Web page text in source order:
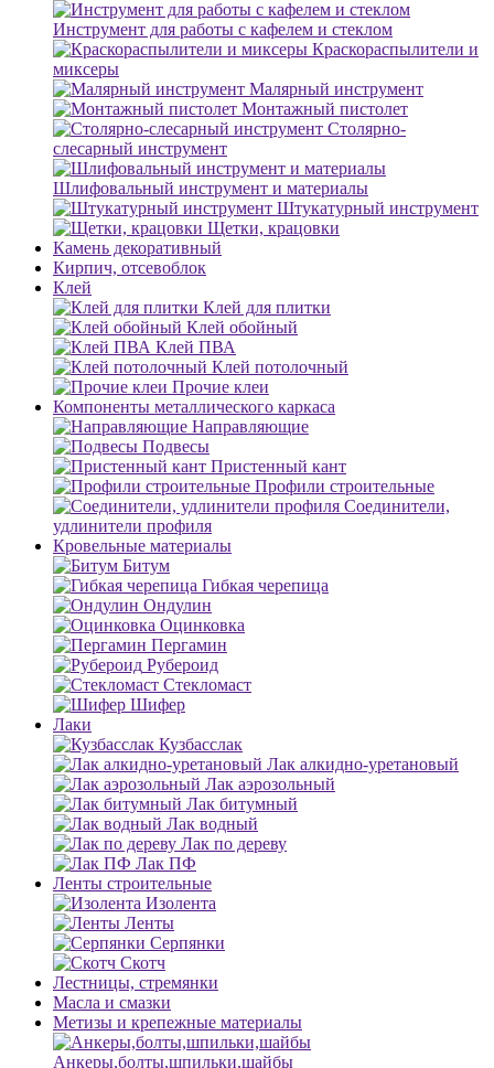
Инструмент для работы с кафелем и стеклом
Краскораспылители и
миксеры
Малярный инструмент
Монтажный пистолет
Столярно-
слесарный инструмент
Шлифовальный инструмент и материалы
Штукатурный инструмент
Щетки, крацовки
Камень декоративный
Кирпич, отсевоблок
Клей
Клей для плитки
Клей обойный
Клей ПВА
Клей потолочный
Прочие клеи
Компоненты металлического каркаса
Направляющие
Подвесы
Пристенный кант
Профили строительные
Соединители,
удлинители профиля
Кровельные материалы
Битум
Гибкая черепица
Ондулин
Оцинковка
Пергамин
Рубероид
Стекломаст
Шифер
Лаки
Кузбасслак
Лак алкидно-уретановый
Лак аэрозольный
Лак битумный
Лак водный
Лак по дереву
Лак ПФ
Ленты строительные
Изолента
Ленты
Серпянки
Скотч
Лестницы, стремянки
Масла и смазки
Метизы и крепежные материалы
Анкеры,болты,шпильки,шайбы